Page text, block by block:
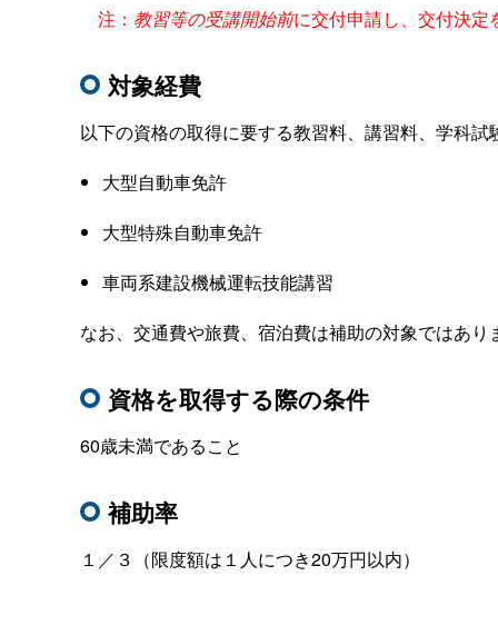
注： 教習等の受講開始前に交付申請し、交付決定
対象経費
以下の資格の取得に要する教習料、講習料、学科
大型自動車免許
大型特殊自動車免許
車両系建設機械運転技能講習
なお、交通費や旅費、宿泊費は補助の対象ではあり
資格を取得する際の条件
60歳未満であること
補助率
１／３（限度額は１人につき20万円以内）